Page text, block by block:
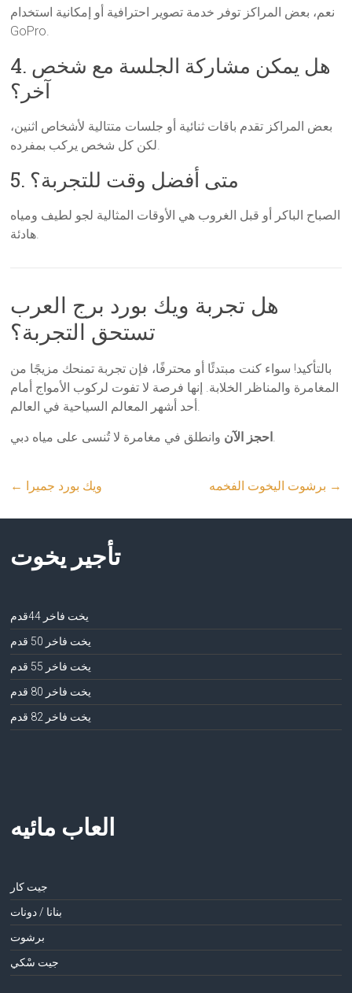
نعم، بعض المراكز توفر خدمة تصوير احترافية أو إمكانية استخدام
GoPro.
4. هل يمكن مشاركة الجلسة مع شخص
آخر؟
بعض المراكز تقدم باقات ثنائية أو جلسات متتالية لأشخاص اثنين،
لكن كل شخص يركب بمفرده.
5. متى أفضل وقت للتجربة؟
الصباح الباكر أو قبل الغروب هي الأوقات المثالية لجو لطيف ومياه
هادئة.
هل تجربة ويك بورد برج العرب
تستحق التجربة؟
بالتأكيد! سواء كنت مبتدئًا أو محترفًا، فإن تجربة تمنحك مزيجًا من
المغامرة والمناظر الخلابة. إنها فرصة لا تفوت لركوب الأمواج أمام
أحد أشهر المعالم السياحية في العالم.
احجز الآنوانطلق في مغامرة لا تُنسى على مياه دبي.
← ويك بورد جميرا →
تأجير يخوت
يخت فاخر 44قدم
يخت فاخر 50 قدم
يخت فاخر 55 قدم
يخت فاخر 80 قدم
يخت فاخر 82 قدم
العاب مائيه
جيت كار
بنانا / دونات
برشوت
جيت سْكي